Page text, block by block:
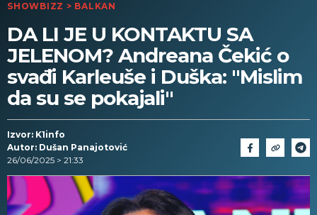
SHOWBIZZ > BALKAN
DA LI JE U KONTAKTU SA
JELENOM? Andreana Čekić o
svađi Karleuše i Duška: "Mislim
da su se pokajali"
Izvor: K1info
Autor: Dušan Panajotović
26/06/2025 > 21:33